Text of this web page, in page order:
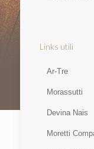
Links utili
Ar-Tre
Morassutti
Devina Nais
Moretti